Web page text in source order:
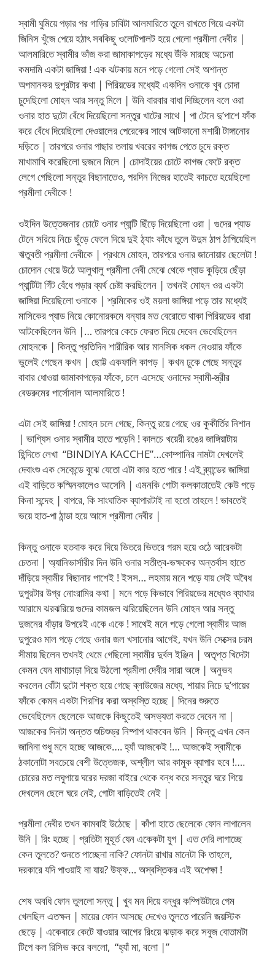
স্বামী ঘুমিয়ে পড়ার পর গাড়ির চাবিটা আলমারিতে তুলে রাখতে গিয়ে একটা
জিনিস খুঁজে পেয়ে হঠাৎ সবকিছু ওলোটপালট হয়ে গেলো প্রমীলা দেবীর |
আলমারিতে স্বামীর ভাঁজ করা জামাকাপড়ের মধ্যে উঁকি মারছে অচেনা
কমদামি একটা জাঙ্গিয়া ! এক ঝটকায় মনে পড়ে গেলো সেই অশান্ত
অপমানকর দুপুরটার কথা | পিরিয়ডের মধ্যেই একদিন ওনাকে খুব চোদা
চুদেছিলো মোহন আর সন্তু মিলে | উনি বারবার বাধা দিচ্ছিলেন বলে ওরা
ওনার হাত দুটো বেঁধে দিয়েছিলো সন্তুর খাটের সাথে | পা টেনে দু’পাশে ফাঁক
করে বেঁধে দিয়েছিলো দেওয়ালের পেরেকের সাথে আটকানো মশারী টাঙ্গানোর
দড়িতে | তারপরে ওনার পাছার তলায় খবরের কাগজ পেতে চুদে রক্ত
মাখামাখি করেছিলো দুজনে মিলে | চোদাইয়ের চোটে কাগজ ফেটে রক্ত
লেগে গেছিলো সন্তুর বিছানাতেও, পরদিন নিজের হাতেই কাচতে হয়েছিলো
প্রমীলা দেবীকে !
ওইদিন উত্তেজনার চোটে ওনার প্যান্টি ছিঁড়ে দিয়েছিলো ওরা | গুদের প্যাড
টেনে সরিয়ে নিচে ছুঁড়ে ফেলে দিয়ে দুই ঠ্যাং কাঁধে তুলে উদুম ঠাপ ঠাপিয়েছিল
ঋতুবতী প্রমীলা দেবীকে | প্রথমে মোহন, তারপরে ওনার জানোয়ার ছেলেটা !
চোদোন খেয়ে উঠে আলুথালু প্রমীলা দেবী মেঝে থেকে প্যাড কুড়িয়ে ছেঁড়া
প্যান্টিটা গিঁট বেঁধে পড়ার ব্যর্থ চেষ্টা করছিলেন | তখনই মোহন ওর একটা
জাঙ্গিয়া দিয়েছিলো ওনাকে | শ্রমিকের ওই ময়লা জাঙ্গিয়া পড়ে তার মধ্যেই
মাসিকের প্যাড নিয়ে কোনোরকমে বন্যার মত বেরোতে থাকা পিরিয়ডের ধারা
আটকেছিলেন উনি |… তারপরে কেচে ফেরত দিয়ে দেবেন ভেবেছিলেন
মোহনকে | কিন্তু প্রতিদিন শারীরিক আর মানসিক ধকল নেওয়ার ফাঁকে
ভুলেই গেছেন কখন | ছোট্ট একফালি কাপড় | কখন ঢুকে গেছে সন্তুর
বাবার ধোওয়া জামাকাপড়ের ফাঁকে, চলে এসেছে ওনাদের স্বামী-স্ত্রীর
বেডরুমের পার্সোনাল আলমারিতে !
এটা সেই জাঙ্গিয়া ! মোহন চলে গেছে, কিন্তু রয়ে গেছে ওর কুকীর্তির নিশান
| ভাগ্যিস ওনার স্বামীর হাতে পড়েনি ! কালচে খয়েরী রঙের জাঙ্গিয়াটায়
হিন্দিতে লেখা “BINDIYA KACCHE”…কোম্পানির নামটা দেখলেই
দেবাংশু এক সেকেন্ডে বুঝে যেতো এটা কার হতে পারে ! এই ব্র্যান্ডের জাঙ্গিয়া
এই বাড়িতে কস্মিনকালেও আসেনি | এমনকি গোটা কলকাতাতেই কেউ পড়ে
কিনা সন্দেহ | বাপরে, কি সাংঘাতিক ব্যাপারটাই না হতো তাহলে ! ভাবতেই
ভয়ে হাত-পা ঠান্ডা হয়ে আসে প্রমীলা দেবীর |
কিন্তু ওনাকে হতবাক করে দিয়ে ভিতরে ভিতরে গরম হয়ে ওঠে আরেকটা
চেতনা | অ্যানিভার্সারীর দিন উনি ওনার সতীত্ব-ভক্ষকের অন্তর্বাস হাতে
দাঁড়িয়ে স্বামীর বিছানার পাশেই ! ইসস… লহমায় মনে পড়ে যায় সেই অবৈধ
দুপুরটার উগ্র নোংরামির কথা | মনে পড়ে কিভাবে পিরিয়ডের মধ্যেও ব্যাথার
আরামে ঝরঝরিয়ে গুদের কামজল ঝরিয়েছিলেন উনি মোহন আর সন্তু
দুজনের বাঁড়ার উপরেই একে একে ! সাথেই মনে পড়ে গেলো স্বামীর আজ
দুপুরেও মাল পড়ে গেছে ওনার জল খসানোর আগেই, যখন উনি সেক্সের চরম
সীমায় ছিলেন তখনই থেমে গেছিলো স্বামীর দুর্বল ইঞ্জিন | অতৃপ্ত খিদেটা
কেমন যেন মাথাচাড়া দিয়ে উঠলো প্রমীলা দেবীর সারা অঙ্গে | অনুভব
করলেন বোঁটা দুটো শক্ত হয়ে গেছে ব্লাউজের মধ্যে, শায়ার নিচে দু’পায়ের
ফাঁকে কেমন একটা শিরশির করা অস্বস্তি হচ্ছে | দিনের শুরুতে
ভেবেছিলেন ছেলেকে আজকে কিছুতেই অসভ্যতা করতে দেবেন না |
আজকের দিনটা অন্তত শুচিশুভ্র নিষ্পাপ থাকবেন উনি | কিন্তু এখন কেন
জানিনা শুধু মনে হচ্ছে আজকে…. হ্যাঁ আজকেই !… আজকেই স্বামীকে
ঠকানোটা সবচেয়ে বেশী উত্তেজক, অশ্লীল আর কামুক ব্যাপার হবে !….
চোরের মত লঘুপায়ে ঘরের দরজা বাইরে থেকে বন্ধ করে সন্তুর ঘরে গিয়ে
দেখলেন ছেলে ঘরে নেই, গোটা বাড়িতেই নেই |
প্রমীলা দেবীর তখন কামবাই উঠেছে | কাঁপা হাতে ছেলেকে ফোন লাগালেন
উনি | রিং হচ্ছে | প্রতিটা মুহূর্ত যেন একেকটা যুগ | এত দেরি লাগাচ্ছে
কেন তুলতে? শুনতে পাচ্ছেনা নাকি? ফোনটা রাখার মানেটা কি তাহলে,
দরকারে যদি পাওয়াই না যায়? উফ্ফ… অস্বস্তিকর এই অপেক্ষা !
শেষ অবধি ফোন তুললো সন্তু | খুব মন দিয়ে বন্ধুর কম্পিউটারে গেম
খেলছিল এতক্ষন | মায়ের ফোন আসছে দেখেও তুলতে পারেনি জয়স্টিক
ছেড়ে | একেবারে কেটে যাওয়ার আগের রিংয়ে ঝড়াক করে সবুজ বোতামটা
টিপে কল রিসিভ করে বললো, “হ্যাঁ মা, বলো |”